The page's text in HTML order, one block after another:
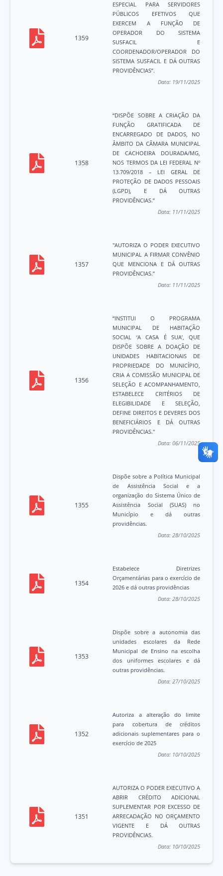
1359
ESPECIAL PARA SERVIDORES
PÚBLICOS EFETIVOS QUE
EXERCEM A FUNÇÃO DE
OPERADOR DO SISTEMA
SUSFACIL E
COORDENADOR/OPERADOR DO
SISTEMA SUSFACIL E DÁ OUTRAS
PROVIDÊNCIAS”.
Data: 19/11/2025
1358
“DISPÕE SOBRE A CRIAÇÃO DA
FUNÇÃO GRATIFICADA DE
ENCARREGADO DE DADOS, NO
ÂMBITO DA CÂMARA MUNICIPAL
DE CACHOEIRA DOURADA/MG,
NOS TERMOS DA LEI FEDERAL Nº
13.709/2018 – LEI GERAL DE
PROTEÇÃO DE DADOS PESSOAIS
(LGPD), E DÁ OUTRAS
PROVIDÊNCIAS.”
Data: 11/11/2025
1357
"AUTORIZA O PODER EXECUTIVO
MUNICIPAL A FIRMAR CONVÊNIO
QUE MENCIONA E DÁ OUTRAS
PROVIDÊNCIAS.”
Data: 11/11/2025
1356
“INSTITUI O PROGRAMA
MUNICIPAL DE HABITAÇÃO
SOCIAL ‘A CASA É SUA’, QUE
DISPÕE SOBRE A DOAÇÃO DE
UNIDADES HABITACIONAIS DE
PROPRIEDADE DO MUNICÍPIO,
CRIA A COMISSÃO MUNICIPAL DE
SELEÇÃO E ACOMPANHAMENTO,
ESTABELECE CRITÉRIOS DE
ELEGIBILIDADE E SELEÇÃO,
DEFINE DIREITOS E DEVERES DOS
BENEFICIÁRIOS E DÁ OUTRAS
PROVIDÊNCIAS."
Data:06/11/2025
1355
Dispõe sobre a Política Municipal
de Assistência Social e a
organização do Sistema Único de
Assistência Social (SUAS) no
Município e dá outras
providências.
Data:28/10/2025
1354
Estabelece Diretrizes
Orçamentárias para o exercício de
2026 e dá outras providências
Data:28/10/2025
1353
Dispõe sobre a autonomia das
unidades escolares da Rede
Municipal de Ensino na escolha
dos uniformes escolares e dá
outras providências.
Data:27/10/2025
1352
Autoriza a alteração do limite
para cobertura de créditos
adicionais suplementares para o
exercício de 2025
Data: 10/10/2025
1351
AUTORIZA O PODER EXECUTIVO A
ABRIR CRÉDITO ADICIONAL
SUPLEMENTAR POR EXCESSO DE
ARRECADAÇÃO NO ORÇAMENTO
VIGENTE E DÁ OUTRAS
PROVIDÊNCIAS.
Data: 10/10/2025